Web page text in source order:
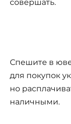
совершать.
Спешите в
для покупок
но
наличными.